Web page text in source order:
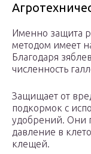
Именно защита
методом имеет
Благодаря
численность
Защищает от
подкормок с
удобрений. Они
давление в
клещей.